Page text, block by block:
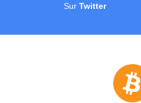
Sur Twitter